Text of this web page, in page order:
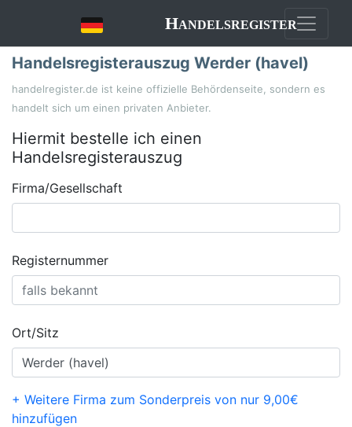
Handelsregister
Handelsregisterauszug Werder (havel)
handelregister.de ist keine offizielle Behördenseite, sondern es
handelt sich um einen privaten Anbieter.
Hiermit bestelle ich einen
Handelsregisterauszug
Firma/Gesellschaft
Registernummer
Ort/Sitz
+ Weitere Firma zum Sonderpreis von nur 9,00€
hinzufügen